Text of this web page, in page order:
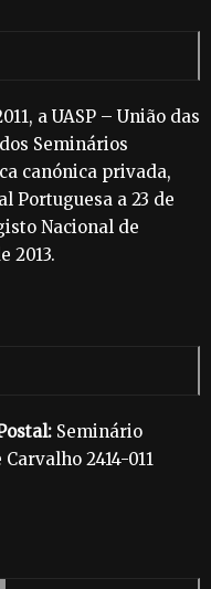
a UASP – União das
Seminários
canónica privada,
Portuguesa a 23 de
Nacional de
2013.
Seminário
2414-011